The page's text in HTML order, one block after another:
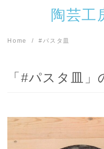
陶芸工
Home #パスタ皿
「#パスタ皿」